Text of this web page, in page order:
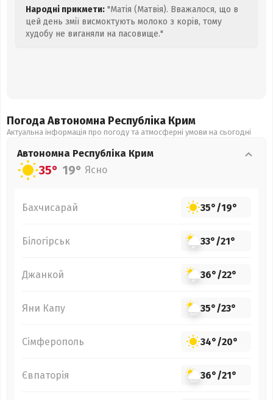
Народні прикмети: "Матія (Матвія). Вважалося, що в
цей день змії висмоктують молоко з корів, тому
худобу не виганяли на пасовище."
Погода Автономна Республіка Крим
Актуальна інформація про погоду та атмосферні умови на сьогодні
Автономна Республіка Крим
35° 19° Ясно
Бахчисарай 35°/19°
Білогірськ 33°/21°
Джанкой 36°/22°
Яни Капу 35°/23°
Сімферополь 34°/20°
Євпаторія 36°/21°